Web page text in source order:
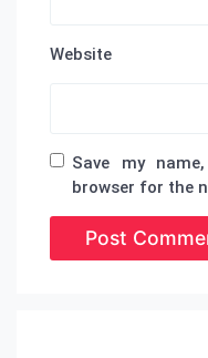
Website
Save my
browser for the